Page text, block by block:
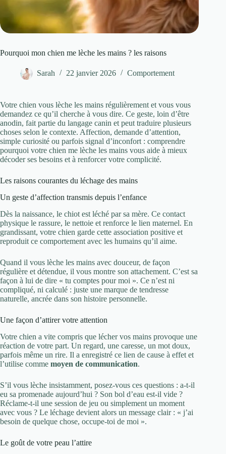
Pourquoi mon chien me lèche les mains ? les raisons
Sarah 22 janvier 2026 Comportement
Votre chien vous lèche les mains régulièrement et vous vous
demandez ce qu’il cherche à vous dire. Ce geste, loin d’être
anodin, fait partie du langage canin et peut traduire plusieurs
choses selon le contexte. Affection, demande d’attention,
simple curiosité ou parfois signal d’inconfort : comprendre
pourquoi votre chien me lèche les mains vous aide à mieux
décoder ses besoins et à renforcer votre complicité.
Les raisons courantes du léchage des mains
Un geste d’affection transmis depuis l’enfance
Dès la naissance, le chiot est léché par sa mère. Ce contact
physique le rassure, le nettoie et renforce le lien maternel. En
grandissant, votre chien garde cette association positive et
reproduit ce comportement avec les humains qu’il aime.
Quand il vous lèche les mains avec douceur, de façon
régulière et détendue, il vous montre son attachement. C’est sa
façon à lui de dire « tu comptes pour moi ». Ce n’est ni
compliqué, ni calculé : juste une marque de tendresse
naturelle, ancrée dans son histoire personnelle.
Une façon d’attirer votre attention
Votre chien a vite compris que lécher vos mains provoque une
réaction de votre part. Un regard, une caresse, un mot doux,
parfois même un rire. Il a enregistré ce lien de cause à effet et
l’utilise comme moyen de communication.
S’il vous lèche insistamment, posez-vous ces questions : a-t-il
eu sa promenade aujourd’hui ? Son bol d’eau est-il vide ?
Réclame-t-il une session de jeu ou simplement un moment
avec vous ? Le léchage devient alors un message clair : « j’ai
besoin de quelque chose, occupe-toi de moi ».
Le goût de votre peau l’attire